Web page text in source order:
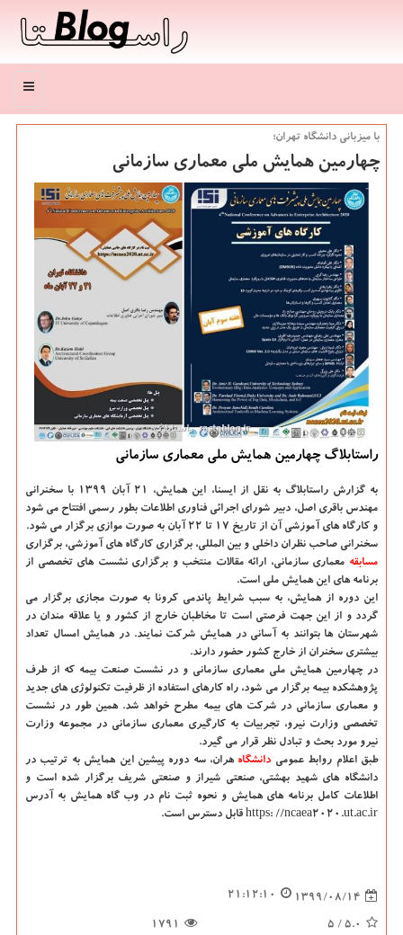
منو
با میزبانی دانشگاه تهران؛
چهارمین همایش ملی معماری سازمانی
راستابلاگ چهارمین همایش ملی معماری سازمانی
به گزارش راستابلاگ به نقل از ایسنا،
این همایش، ۲۱ آبان ۱۳۹۹ با سخنرانی
مهندس باقری اصل، دبیر شورای اجرائی فناوری اطلاعات بطور رسمی افتتاح می شود
و کارگاه های آموزشی آن از تاریخ ۱۷ تا ۲۲ آبان به صورت موازی برگزار می شود.
سخنرانی صاحب نظران داخلی و بین المللی، برگزاری کارگاه های آموزشی، برگزاری
مسابقه معماری سازمانی، ارائه مقالات منتخب و برگزاری نشست های تخصصی از
برنامه های این همایش ملی است.
این دوره از همایش، به سبب شرایط پاندمی کرونا به صورت مجازی برگزار می
گردد و از این جهت فرصتی است تا مخاطبان خارج از کشور و یا علاقه مندان در
شهرستان ها بتوانند به آسانی در همایش شرکت نمایند. در همایش امسال تعداد
بیشتری سخنران از خارج کشور حضور دارند.
در چهارمین همایش ملی معماری سازمانی و در نشست صنعت بیمه که از طرف
پژوهشکده بیمه برگزار می شود، راه کارهای استفاده از ظرفیت تکنولوژی های جدید
و معماری سازمانی در شرکت های بیمه مطرح خواهد شد. همین طور در نشست
تخصصی وزارت نیرو، تجربیات به کارگیری معماری سازمانی در مجموعه وزارت
نیرو مورد بحث و تبادل نظر قرار می گیرد.
طبق اعلام روابط عمومی دانشگاه‌ هران، سه دوره پیشین این همایش به ترتیب در
دانشگاه های شهید بهشتی، صنعتی شیراز و صنعتی شریف برگزار شده است و
اطلاعات کامل برنامه های همایش و نحوه ثبت نام در وب گاه همایش به آدرس
https: //ncaea2020.ut.ac.ir قابل دسترس است.
1399/08/14
21:12:10
5.0
/ 5
1791